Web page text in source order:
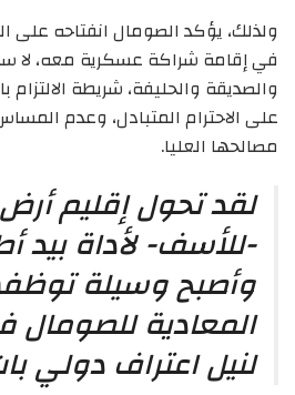
ولذلك، يؤكد الصومال انفتاحه
في إقامة شراكة عسكرية معه، لا
والصديقة والحليفة، شريطة الالتزام
على الاحترام المتبادل، وعدم
مصالحها العليا.
لقد تحول إقليم
-للأسف- لأداة بيد
وأصبح وسيلة
المعادية للصومال
لنيل اعتراف دولي